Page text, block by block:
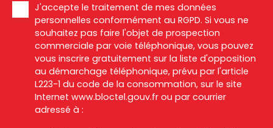
J'accepte le traitement de mes données
personnelles conformément au RGPD. Si vous ne
souhaitez pas faire l'objet de prospection
commerciale par voie téléphonique, vous pouvez
vous inscrire gratuitement sur la liste d'opposition
au démarchage téléphonique, prévu par l'article
L223-1 du code de la consommation, sur le site
Internet www.bloctel.gouv.fr ou par courrier
adressé à :